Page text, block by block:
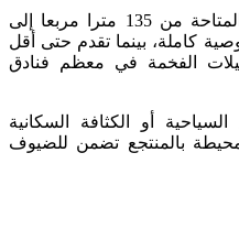
وتتراوح مساحات الغرف والفلل المتاحة من 135 مترا مربعا إلى
كاملة، بينما تقدم حتى أقل
الفخمة في معظم فنادق
أو الكثافة السكانية
بالمنتجع تضمن للضيوف